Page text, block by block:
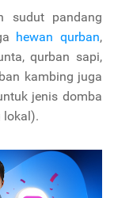
sudut pandang
hewan qurban,
qurban sapi,
kambing juga
jenis domba
lokal).